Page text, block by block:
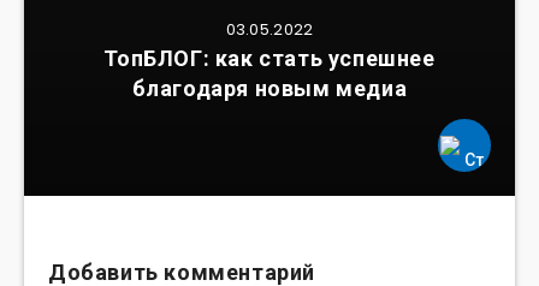
03.05.2022
ТопБЛОГ: как стать успешнее
благодаря новым медиа
Добавить комментарий